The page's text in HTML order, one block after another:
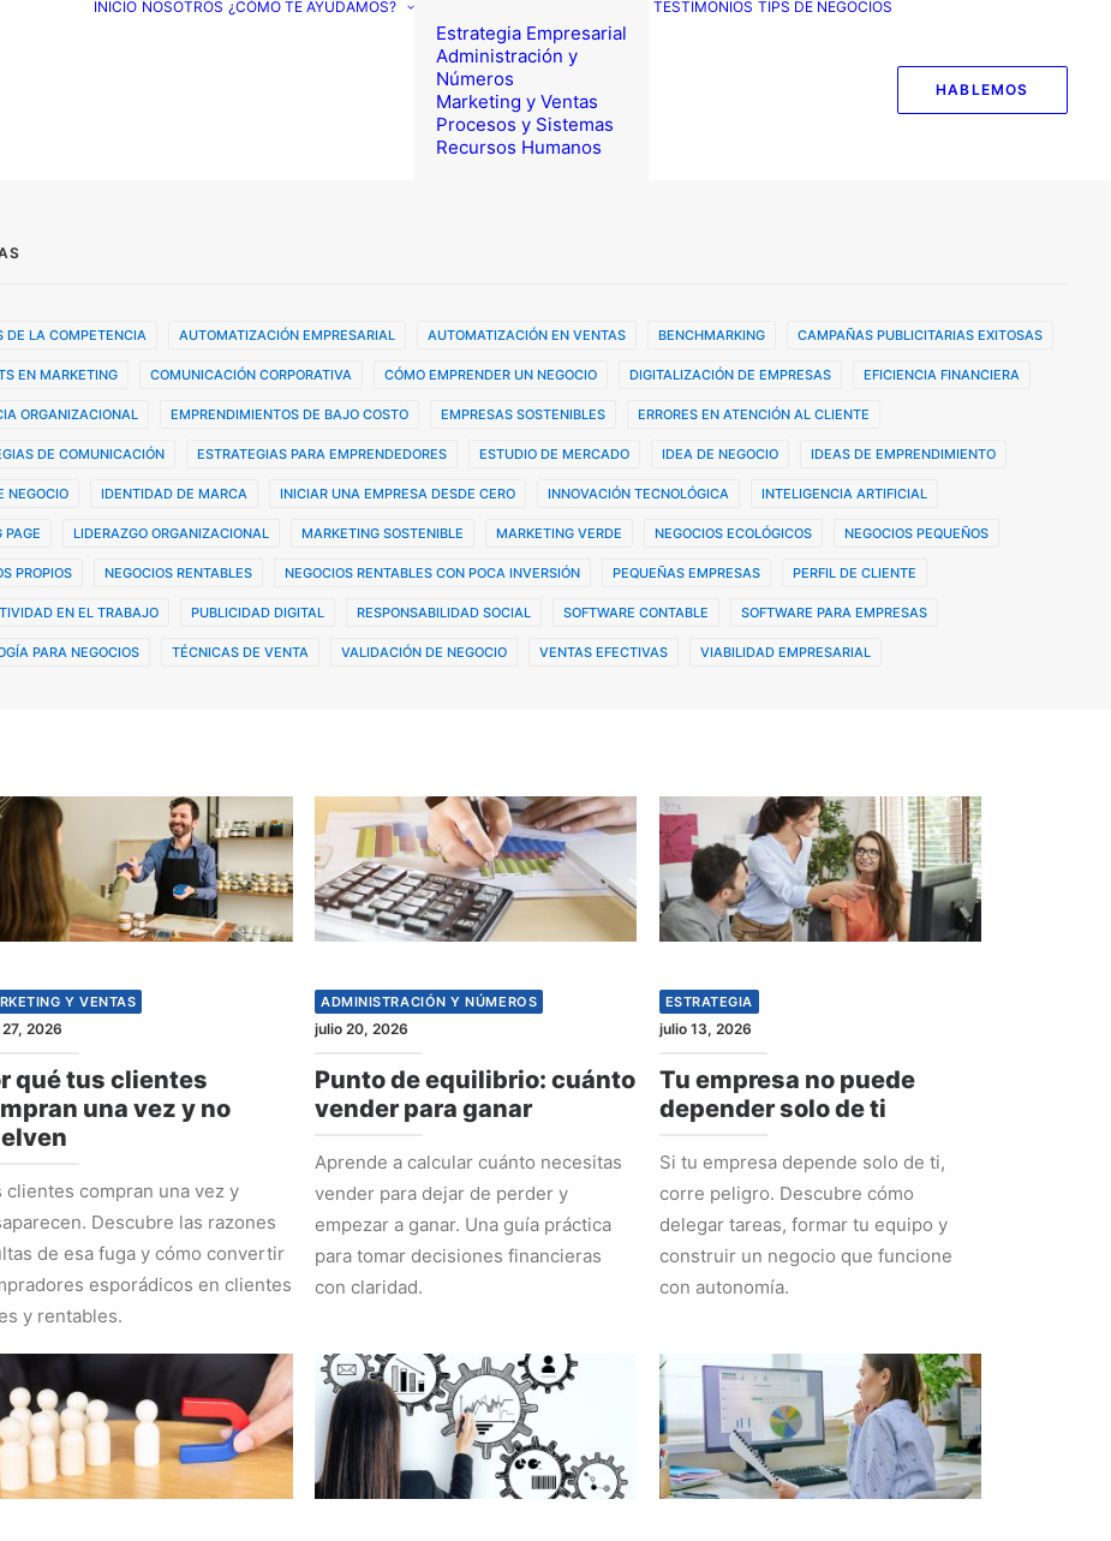
INICIO NOSOTROS ¿CÓMO TE AYUDAMOS?
Estrategia Empresarial
Administración y
Números
Marketing y Ventas
Procesos y Sistemas
Recursos Humanos
TESTIMONIOS TIPS DE NEGOCIOS
HABLEMOS
DE LA COMPETENCIA AUTOMATIZACIÓN EMPRESARIAL AUTOMATIZACIÓN EN VENTAS BENCHMARKING CAMPAÑAS PUBLICITARIAS EXITOSAS
EN MARKETING COMUNICACIÓN CORPORATIVA CÓMO EMPRENDER UN NEGOCIO DIGITALIZACIÓN DE EMPRESAS EFICIENCIA FINANCIERA
ORGANIZACIONAL EMPRENDIMIENTOS DE BAJO COSTO EMPRESAS SOSTENIBLES ERRORES EN ATENCIÓN AL CLIENTE
DE COMUNICACIÓN ESTRATEGIAS PARA EMPRENDEDORES ESTUDIO DE MERCADO IDEA DE NEGOCIO IDEAS DE EMPRENDIMIENTO
NEGOCIO IDENTIDAD DE MARCA INICIAR UNA EMPRESA DESDE CERO INNOVACIÓN TECNOLÓGICA INTELIGENCIA ARTIFICIAL
PAGE LIDERAZGO ORGANIZACIONAL MARKETING SOSTENIBLE MARKETING VERDE NEGOCIOS ECOLÓGICOS NEGOCIOS PEQUEÑOS
PROPIOS NEGOCIOS RENTABLES NEGOCIOS RENTABLES CON POCA INVERSIÓN PEQUEÑAS EMPRESAS PERFIL DE CLIENTE
EN EL TRABAJO PUBLICIDAD DIGITAL RESPONSABILIDAD SOCIAL SOFTWARE CONTABLE SOFTWARE PARA EMPRESAS
PARA NEGOCIOS TÉCNICAS DE VENTA VALIDACIÓN DE NEGOCIO VENTAS EFECTIVAS VIABILIDAD EMPRESARIAL
Y VENTAS
2026
qué tus clientes
una vez y no
clientes compran una vez y
Descubre las razones
de esa fuga y cómo convertir
esporádicos en clientes
y rentables.
ADMINISTRACIÓN Y NÚMEROS
julio 20, 2026
Punto de equilibrio: cuánto
vender para ganar
Aprende a calcular cuánto necesitas
vender para dejar de perder y
empezar a ganar. Una guía práctica
para tomar decisiones financieras
con claridad.
ESTRATEGIA
julio 13, 2026
Tu empresa no puede
depender solo de ti
Si tu empresa depende solo de ti,
corre peligro. Descubre cómo
delegar tareas, formar tu equipo y
construir un negocio que funcione
con autonomía.